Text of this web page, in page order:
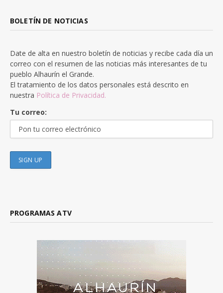
BOLETÍN DE NOTICIAS
Date de alta en nuestro boletín de noticias y recibe cada día un
correo con el resumen de las noticias más interesantes de tu
pueblo Alhaurín el Grande.
El tratamiento de los datos personales está descrito en
nuestra Política de Privacidad.
Tu correo:
PROGRAMAS ATV